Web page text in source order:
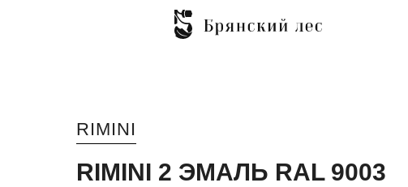
RIMINI
RIMINI 2 ЭМАЛЬ RAL 9003